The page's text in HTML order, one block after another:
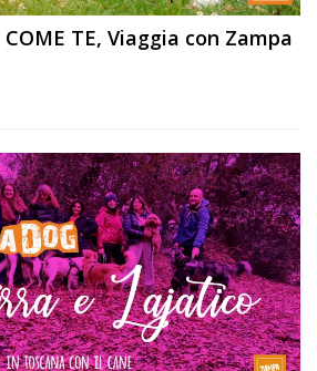
COME TE, Viaggia con Zampa